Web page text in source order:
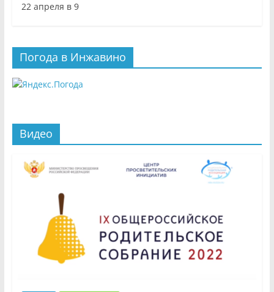
22 апреля в 9
Погода в Инжавино
Видео